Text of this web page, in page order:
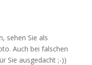
sehen Sie als
Auch bei falschen
Sie ausgedacht ;-))